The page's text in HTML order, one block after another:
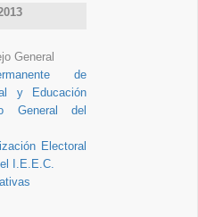
General
de
y Educación
General del
Electoral
I.E.E.C.